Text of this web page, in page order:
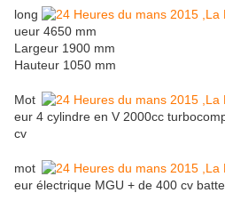
long
ueur 4650 mm
Largeur 1900 mm
Hauteur 1050 mm
Mot
eur 4 cylindre en V 2000cc
cv
mot
eur électrique MGU + de 400 cv